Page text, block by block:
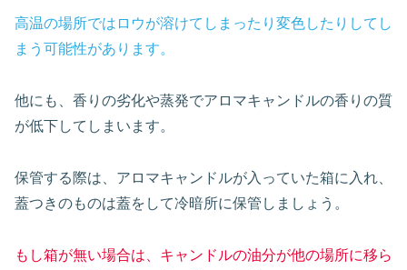
高温の場所ではロウが溶けてしまったり変色したりしてし
まう可能性があります。
他にも、香りの劣化や蒸発でアロマキャンドルの香りの質
が低下してしまいます。
保管する際は、アロマキャンドルが入っていた箱に入れ、
蓋つきのものは蓋をして冷暗所に保管しましょう。
もし箱が無い場合は、キャンドルの油分が他の場所に移ら